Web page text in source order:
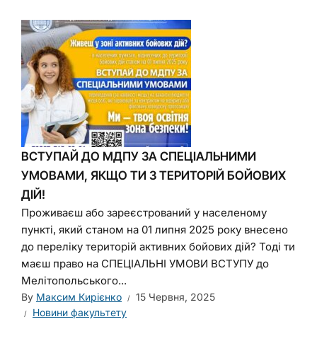
ВСТУПАЙ ДО МДПУ ЗА СПЕЦІАЛЬНИМИ
УМОВАМИ, ЯКЩО ТИ З ТЕРИТОРІЙ БОЙОВИХ
ДІЙ!
Проживаєш або зареєстрований у населеному
пункті, який станом на 01 липня 2025 року внесено
до переліку територій активних бойових дій? Тоді ти
маєш право на СПЕЦІАЛЬНІ УМОВИ ВСТУПУ до
Мелітопольського...
By Максим Кирієнко
15 Червня, 2025
Новини факультету